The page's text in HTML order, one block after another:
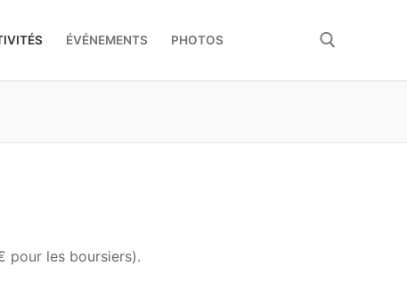
ÉVÉNEMENTS PHOTOS
pour les boursiers).